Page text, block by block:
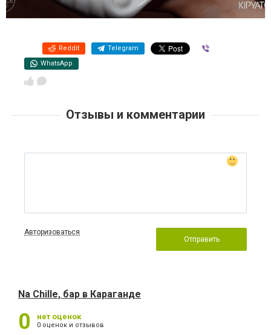
Reddit Telegram
WhatsApp
Отзывы и комментарии
Авторизоваться
Отправить
Na Chille, бар в Караганде
0 нет оценок
0 оценок и отзывов